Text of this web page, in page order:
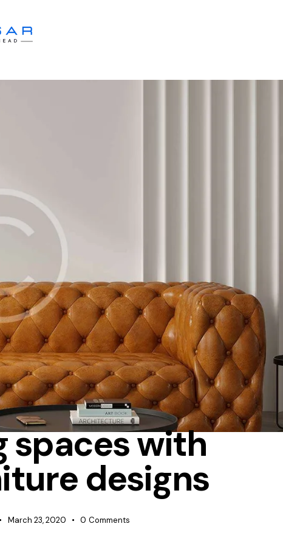
spaces with
designs
March 23, 2020 0 Comments